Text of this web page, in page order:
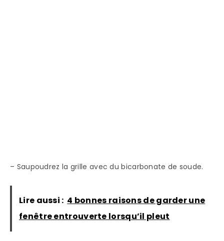
– Saupoudrez la grille avec du bicarbonate de soude.
Lire aussi : 4 bonnes raisons de garder une
fenêtre entrouverte lorsqu’il pleut